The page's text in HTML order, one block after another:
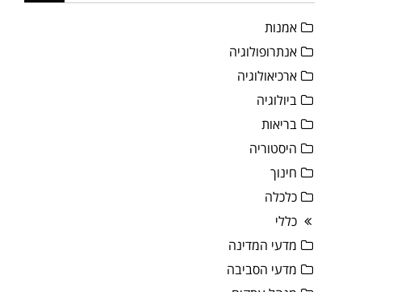
אמנות
אנתרופולוגיה
ארכיאולוגיה
ביולוגיה
בריאות
היסטוריה
חינוך
כלכלה
כללי
מדעי המדינה
מדעי הסביבה